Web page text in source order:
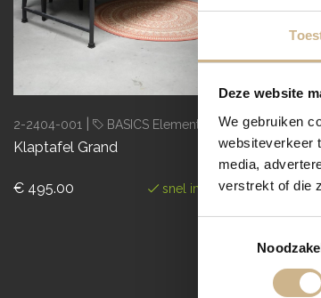
Deze website
We gebruiken
websiteverkeer
media,
verstrekt of die
2-2404-001 BASICS Elements
Klaptafel Grand
€ 495.00 snel in huis
2-2203-001
€ 179.00